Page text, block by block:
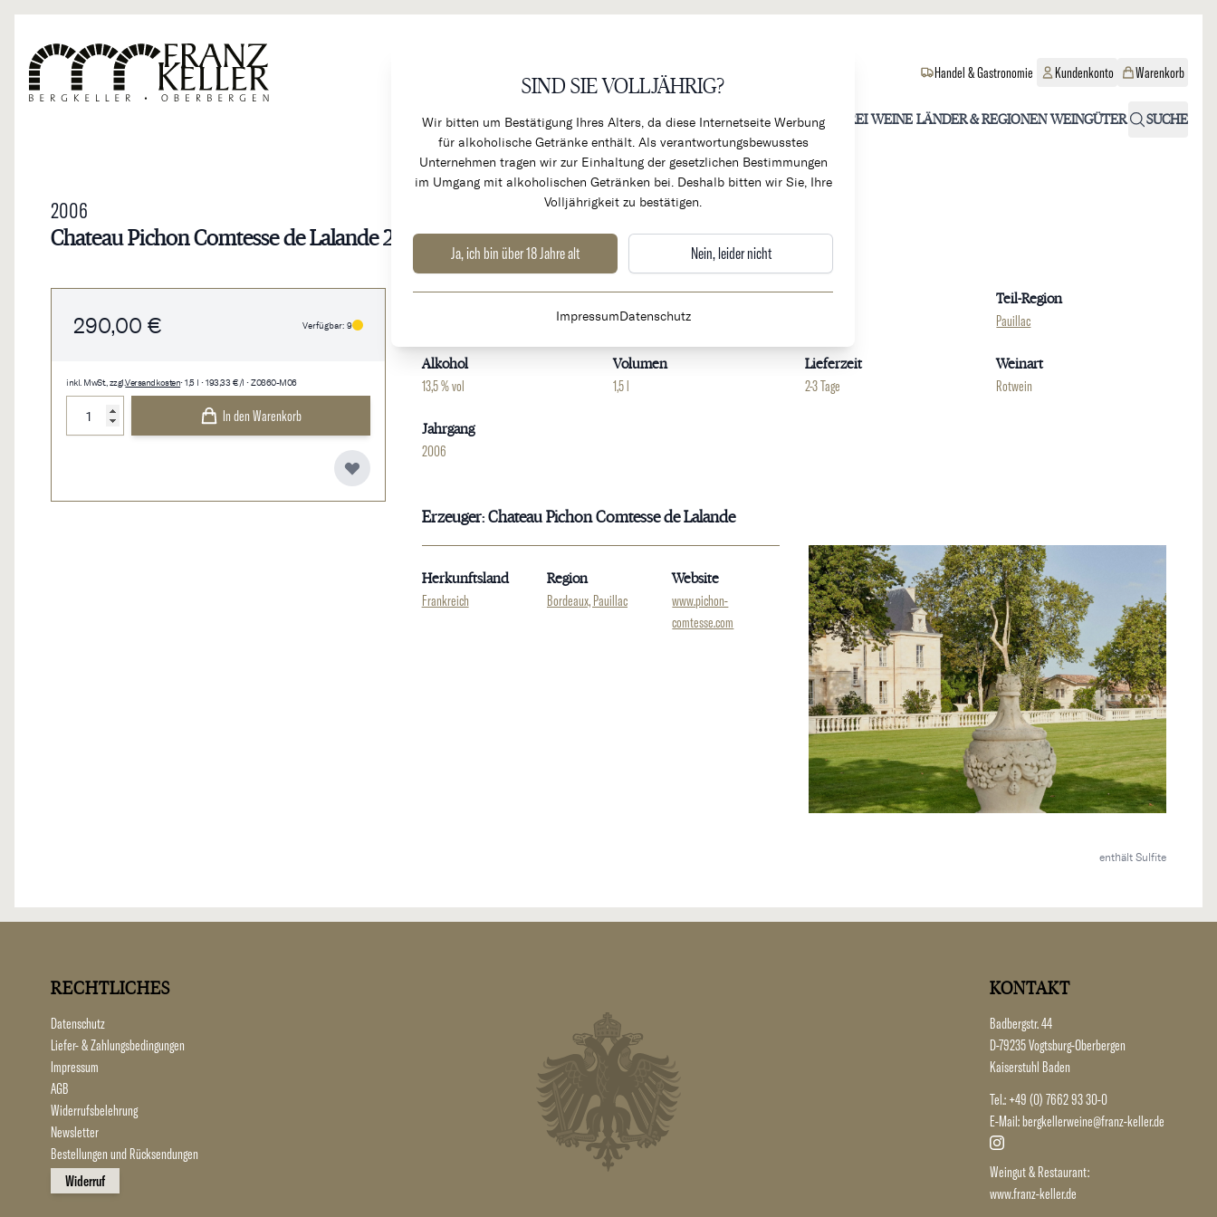
SIND SIE VOLLJÄHRIG?
Wir bitten um Bestätigung Ihres Alters, da diese Internetseite Werbung
für alkoholische Getränke enthält. Als verantwortungsbewusstes
Unternehmen tragen wir zur Einhaltung der gesetzlichen Bestimmungen
im Umgang mit alkoholischen Getränken bei. Deshalb bitten wir Sie, Ihre
Volljährigkeit zu bestätigen.
Ja, ich bin über 18 Jahre alt Nein, leider nicht
ImpressumDatenschutz
KÜCHENPRODUKTE & ALKOHOLFREI WEINE LÄNDER & REGIONEN WEINGÜTER SUCHE
Handel & Gastronomie Kundenkonto Warenkorb
2006
Chateau Pichon Comtesse de Lalande 2e Cru Classé
290,00 € Verfügbar: 9
inkl. MwSt., zzgl.Versandkosten• 1,5 l • 193,33 €/l • Z0860-M06
In den Warenkorb
Chateau Pichon Comtesse de Lalande Frankreich
Teil-Region
Pauillac
Alkohol
13,5 % vol
Volumen
1,5 l
Lieferzeit
2-3 Tage
Weinart
Rotwein
Jahrgang
2006
Erzeuger: Chateau Pichon Comtesse de Lalande
Herkunftsland
Frankreich
Region
Bordeaux, Pauillac
Website
www.pichon-
comtesse.com
enthält Sulfite
RECHTLICHES
Datenschutz
Liefer- & Zahlungsbedingungen
Impressum
AGB
Widerrufsbelehrung
Newsletter
Bestellungen und Rücksendungen
Widerruf
KONTAKT
Badbergstr. 44
D-79235 Vogtsburg-Oberbergen
Kaiserstuhl Baden
Tel.: +49 (0) 7662 93 30-0
E-Mail:bergkellerweine@franz-keller.de
Weingut & Restaurant:
www.franz-keller.de